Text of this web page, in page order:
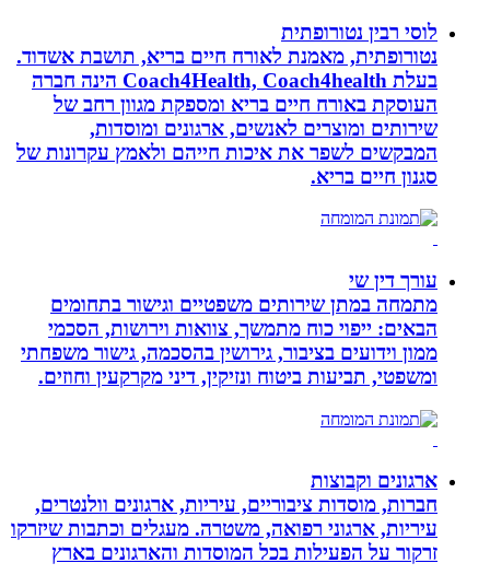
לוסי רבין נטורופתית
נטורופתית, מאמנת לאורח חיים בריא, תושבת אשדוד.
בעלת Coach4Health, Coach4health הינה חברה
העוסקת באורח חיים בריא ומספקת מגוון רחב של
שירותים ומוצרים לאנשים, ארגונים ומוסדות,
המבקשים לשפר את איכות חייהם ולאמץ עקרונות של
סגנון חיים בריא.
עורך דין שי
מתמחה במתן שירותים משפטיים וגישור בתחומים
הבאים: ייפוי כוח מתמשך, צוואות וירושות, הסכמי
ממון וידועים בציבור, גירושין בהסכמה, גישור משפחתי
ומשפטי, תביעות ביטוח ונזיקין, דיני מקרקעין וחוזים.
ארגונים וקבוצות
חברות, מוסדות ציבוריים, עיריות, ארגונים וולנטרים,
עיריות, ארגוני רפואה, משטרה. מעגלים וכתבות שיזרקו
זרקור על הפעילות בכל המוסדות והארגונים בארץ